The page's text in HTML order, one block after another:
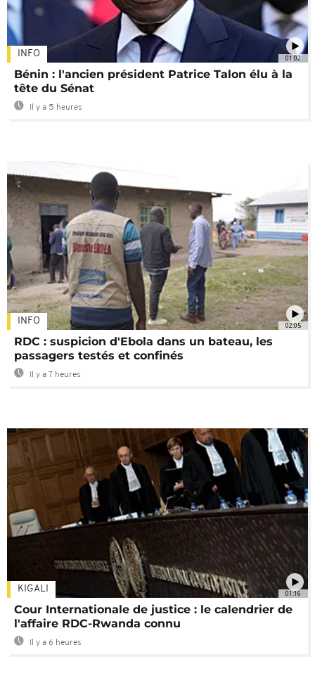
01:02
INFO
Bénin : l'ancien président Patrice Talon élu à la
tête du Sénat
Il y a 5 heures
02:05
INFO
RDC : suspicion d'Ebola dans un bateau, les
passagers testés et confinés
Il y a 7 heures
01:16
KIGALI
Cour Internationale de justice : le calendrier de
l'affaire RDC-Rwanda connu
Il y a 6 heures